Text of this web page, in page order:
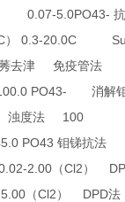
0.07-5.0PO43-
） 0.3-20.0C
去津 免疫管法
PO43- 消解
浊度法 100
PO43 钼锑抗法
2.00 （Cl2 ）
（Cl2 ） DPD法